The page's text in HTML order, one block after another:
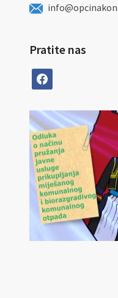
Pratite nas
facebook